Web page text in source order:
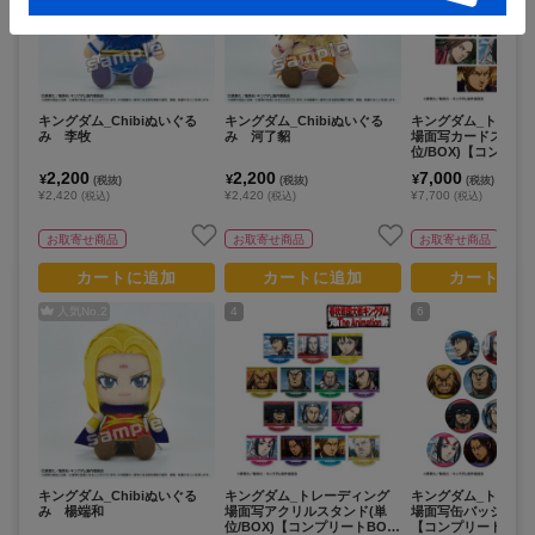
キングダム_Chibiぬいぐる
み 李牧
¥2,200 (税抜)
¥2,420 (税込)
お取寄せ商品
カートに追加
人気No. 2
キングダム_Chibiぬいぐる
み 楊端和
キングダム_Chibiぬいぐる
み 河了貂
¥2,200 (税抜)
¥2,420 (税込)
お取寄せ商品
カートに追加
4
キングダム_トレーディング
場面写アクリルスタンド(単
位/BOX)【コンプリートBOX/
キングダム_トレー
場面写カードステッ
位/BOX)【コンプリ
¥7,000 (税抜)
¥7,700 (税込)
お取寄せ商品
カートに
6
キングダム_トレー
場面写缶バッジ(単
【コンプリート